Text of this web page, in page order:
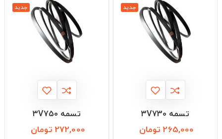
جدید
تسمه 3V730
265,000 تومان
جدید
تسمه 3V750
272,000 تومان